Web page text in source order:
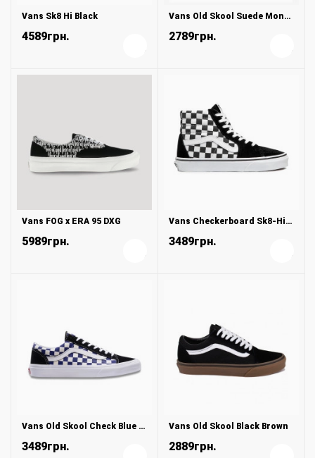
Vans Sk8 Hi Black
4589грн.
Vans Old Skool Suede Monochrome Black
2789грн.
Vans FOG x ERA 95 DXG
5989грн.
Vans Checkerboard Sk8-Hi Black White
3489грн.
Vans Old Skool Check Blue White
3489грн.
Vans Old Skool Black Brown
2889грн.